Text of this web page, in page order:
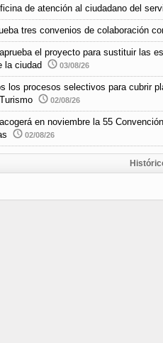
de atención al ciudadano del
tres convenios de colaboración
el proyecto para sustituir las
la ciudad
03/08/26
los procesos selectivos para cubrir
02/08/26
en noviembre la 55
02/08/26